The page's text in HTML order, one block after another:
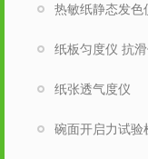
热敏纸静态发色
纸板匀度仪 抗
纸张透气度仪
碗面开启力试验